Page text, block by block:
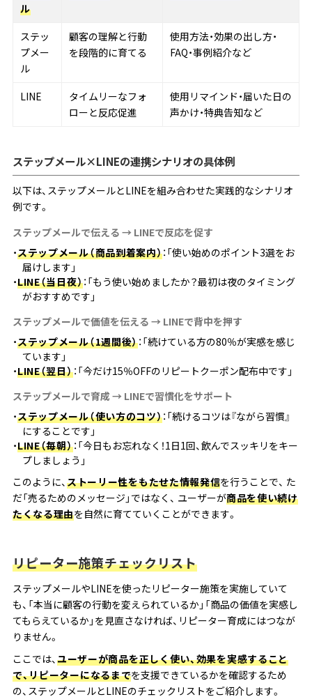
ル
ステッ
プメー
ル
顧客の理解と行動
を段階的に育てる
使用方法・効果の出し方・
FAQ・事例紹介など
LINE
タイムリーなフォ
ローと反応促進
使用リマインド・届いた日の
声かけ・特典告知など
ステップメール×LINEの連携シナリオの具体例
以下は、ステップメールとLINEを組み合わせた実践的なシナリオ
例です。
ステップメールで伝える → LINEで反応を促す
ステップメール（商品到着案内）：「使い始めのポイント3選をお
届けします」
LINE（当日夜）：「もう使い始めましたか？最初は夜のタイミング
がおすすめです」
ステップメールで価値を伝える → LINEで背中を押す
ステップメール（1週間後）：「続けている方の80％が実感を感じ
ています」
LINE（翌日）：「今だけ15％OFFのリピートクーポン配布中です」
ステップメールで育成 → LINEで習慣化をサポート
ステップメール（使い方のコツ）：「続けるコツは『ながら習慣』
にすることです」
LINE（毎朝）：「今日もお忘れなく！1日1回、飲んでスッキリをキー
プしましょう」
このように、ストーリー性をもたせた情報発信を行うことで、 た
だ「売るためのメッセージ」ではなく、 ユーザーが商品を使い続け
たくなる理由を自然に育てていくことができます。
リピーター施策チェックリスト
ステップメールやLINEを使ったリピーター施策を実施していて
も、「本当に顧客の行動を変えられているか」「商品の価値を実感し
てもらえているか」を見直さなければ、リピーター育成にはつなが
りません。
ここでは、ユーザーが商品を正しく使い、効果を実感すること
で、リピーターになるまでを支援できているかを確認するため
の、ステップメールとLINEのチェックリストをご紹介します。